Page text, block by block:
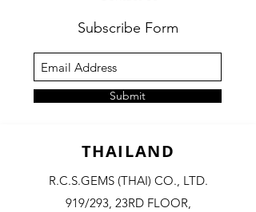
Subscribe Form
Submit
THAILAND
R.C.S.GEMS (THAI) CO., LTD.
919/293, 23RD FLOOR,